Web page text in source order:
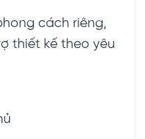
cách riêng,
thiết kế theo yêu